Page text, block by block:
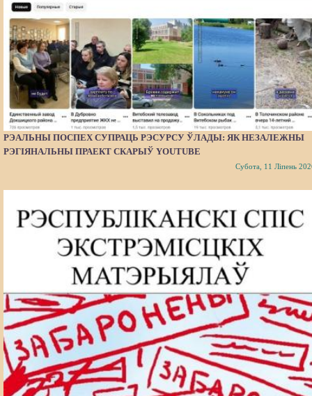
РЭАЛЬНЫ ПОСПЕХ СУПРАЦЬ РЭСУРСУ ЎЛАДЫ: ЯК НЕЗАЛЕЖНЫ
РЭГІЯНАЛЬНЫ ПРАЕКТ СКАРЫЎ YOUTUBE
Субота, 11 Ліпень